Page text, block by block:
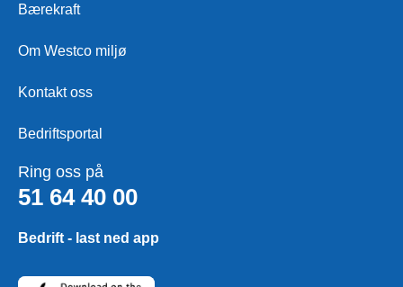
Bærekraft
Om Westco miljø
Kontakt oss
Bedriftsportal
Ring oss på
51 64 40 00
Bedrift - last ned app